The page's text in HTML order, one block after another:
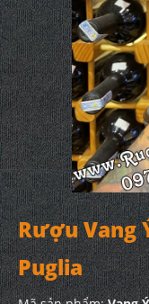
Rượu Vang
Puglia